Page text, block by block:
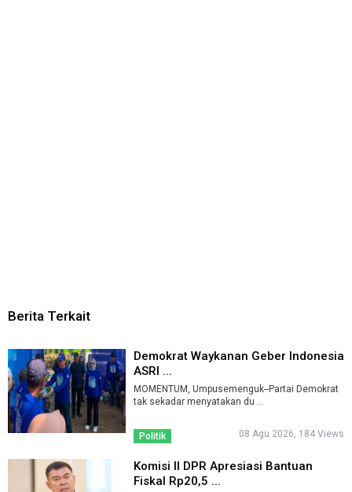
Berita Terkait
Demokrat Waykanan Geber Indonesia
ASRI ...
MOMENTUM, Umpusemenguk--Partai Demokrat
tak sekadar menyatakan du ...
Politik 08 Agu 2026, 184 Views
Komisi II DPR Apresiasi Bantuan
Fiskal Rp20,5 ...